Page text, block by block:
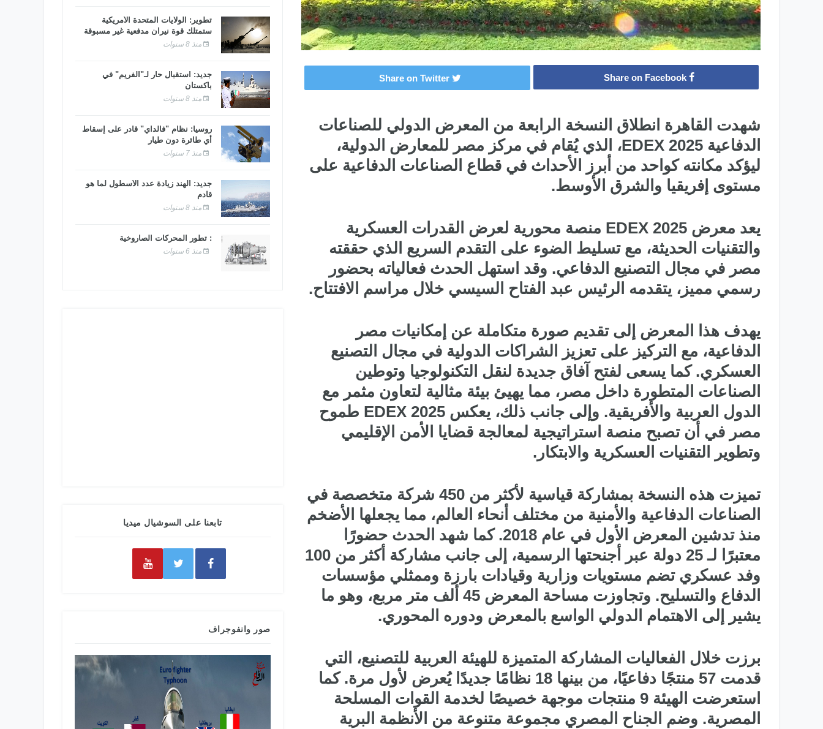
Share on Facebook
Share on Twitter
شهدت القاهرة انطلاق النسخة الرابعة من المعرض الدولي للصناعات
الدفاعية EDEX 2025، الذي يُقام في مركز مصر للمعارض الدولية،
ليؤكد مكانته كواحد من أبرز الأحداث في قطاع الصناعات الدفاعية على
مستوى إفريقيا والشرق الأوسط.
يعد معرض EDEX 2025 منصة محورية لعرض القدرات العسكرية
والتقنيات الحديثة، مع تسليط الضوء على التقدم السريع الذي حققته
مصر في مجال التصنيع الدفاعي. وقد استهل الحدث فعالياته بحضور
رسمي مميز، يتقدمه الرئيس عبد الفتاح السيسي خلال مراسم الافتتاح.
يهدف هذا المعرض إلى تقديم صورة متكاملة عن إمكانيات مصر
الدفاعية، مع التركيز على تعزيز الشراكات الدولية في مجال التصنيع
العسكري. كما يسعى لفتح آفاق جديدة لنقل التكنولوجيا وتوطين
الصناعات المتطورة داخل مصر، مما يهيئ بيئة مثالية لتعاون مثمر مع
الدول العربية والأفريقية. وإلى جانب ذلك، يعكس EDEX 2025 طموح
مصر في أن تصبح منصة استراتيجية لمعالجة قضايا الأمن الإقليمي
وتطوير التقنيات العسكرية والابتكار.
تميزت هذه النسخة بمشاركة قياسية لأكثر من 450 شركة متخصصة في
الصناعات الدفاعية والأمنية من مختلف أنحاء العالم، مما يجعلها الأضخم
منذ تدشين المعرض الأول في عام 2018. كما شهد الحدث حضورًا
معتبرًا لـ 25 دولة عبر أجنحتها الرسمية، إلى جانب مشاركة أكثر من 100
وفد عسكري تضم مستويات وزارية وقيادات بارزة وممثلي مؤسسات
الدفاع والتسليح. وتجاوزت مساحة المعرض 45 ألف متر مربع، وهو ما
يشير إلى الاهتمام الدولي الواسع بالمعرض ودوره المحوري.
برزت خلال الفعاليات المشاركة المتميزة للهيئة العربية للتصنيع، التي
قدمت 57 منتجًا دفاعيًا، من بينها 18 نظامًا جديدًا يُعرض لأول مرة. كما
استعرضت الهيئة 9 منتجات موجهة خصيصًا لخدمة القوات المسلحة
المصرية. وضم الجناح المصري مجموعة متنوعة من الأنظمة البرية
تطوير: الولايات المتحدة الأمريكية
ستمتلك قوة نيران مدفعية غير مسبوقة
منذ 8 سنوات
جديد: استقبال حار لـ"الفريم" في
باكستان
منذ 8 سنوات
روسيا: نظام "فالداي" قادر على إسقاط
أي طائرة دون طيار
منذ 7 سنوات
جديد: الهند زيادة عدد الأسطول لما هو
قادم
منذ 8 سنوات
: تطور المحركات الصاروخية
منذ 6 سنوات
تابعنا على السوشيال ميديا
صور وانفوجراف